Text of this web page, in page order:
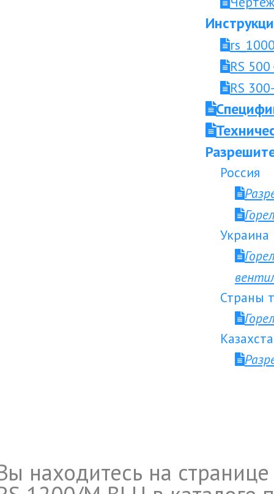
RS
RS
Россия
Украина
Страны
находитесь на